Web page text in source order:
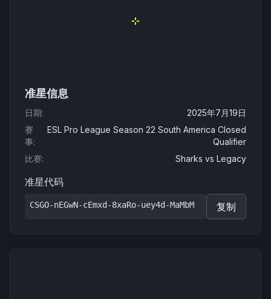
准星信息
日期:
2025年7月19日
赛
事:
ESL Pro League Season 22 South America Closed
Qualifier
比赛: Sharks vs Legacy
准星代码
CSGO-nEGwN-cEmxd-8xaRo-uey4d-MaMbM 复制